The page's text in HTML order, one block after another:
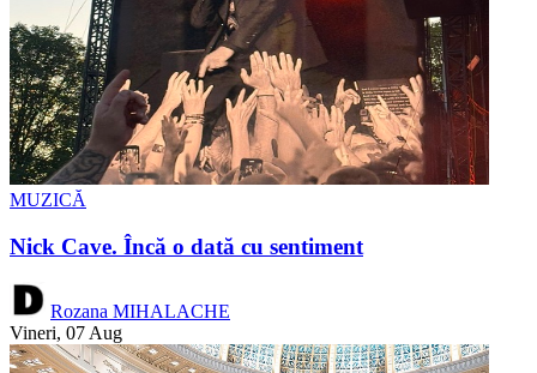
MUZICĂ
Nick Cave. Încă o dată cu sentiment
Rozana MIHALACHE
Vineri, 07 Aug